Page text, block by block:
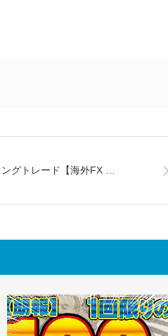
ングトレード【海外FX …